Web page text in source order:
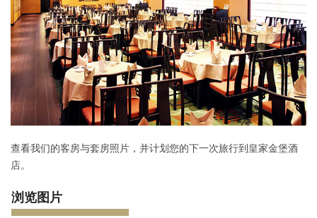
查看我们的客房与套房照片，并计划您的下一次旅行到皇家金堡酒
店。
浏览图片